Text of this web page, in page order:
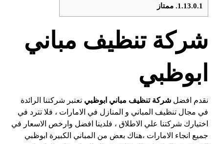
1.13.0.1. ممتاز
شركة تنظيف مباني
ابوظبي
نقدم افضلشركة تنظيف مباني ابوظبي تعتبر شركتنا الرائدة
في مجال تنظيف المباني و المنازل في الامارات ، فلا تترد في
اختيارك شركتنا علي الاطلاق ، فلدينا افضل وارخص الاسعار في
جميع انجاء الامارات ،هناك بعض من المباني الكبيرة ابوظبي